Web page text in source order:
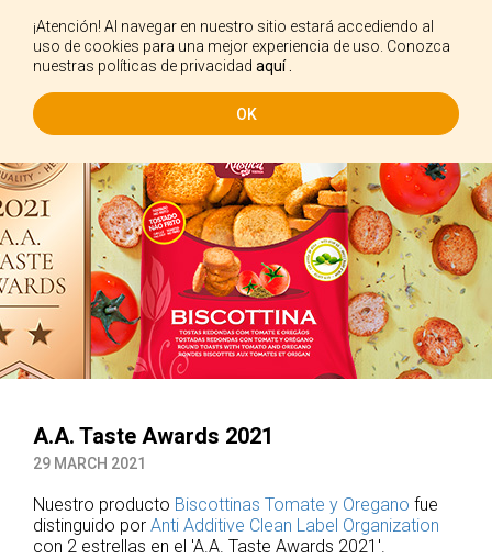
¡Atención! Al navegar en nuestro sitio estará accediendo al
uso de cookies para una mejor experiencia de uso. Conozca
nuestras políticas de privacidad aquí .
OK
ES
A.A. Taste Awards 2021
29 MARCH 2021
Nuestro producto Biscottinas Tomate y Oregano fue
distinguido por Anti Additive Clean Label Organization
con 2 estrellas en el 'A.A. Taste Awards 2021'.